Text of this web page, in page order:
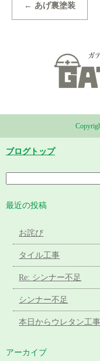
← あげ裏塗装
ブログトップ
最近の投稿
お詫び
タイル工事
Re: シンナー不足
シンナー不足
本日からウレタン工事
アーカイブ